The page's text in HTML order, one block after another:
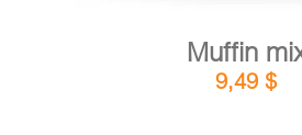
Muffin
9,49 $